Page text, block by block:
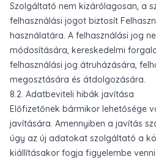
Szolgáltató nem kizárólagosan, a
felhasználási jogot biztosít
használatára. A felhasználási jog
módosítására, kereskedelmi
felhasználási jog átruházására,
megosztására és átdolgozására.
8.2. Adatbeviteli hibák javítása
Előfizetőnek bármikor lehetősége
javítására. Amennyiben a javítás
úgy az új adatokat szolgáltató a
kiállításakor fogja figyelembe venni.